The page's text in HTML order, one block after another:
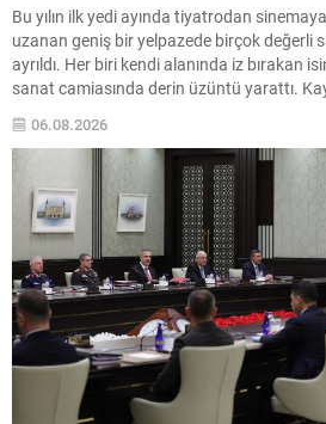
Bu yılın ilk yedi ayında tiyatrodan
uzanan geniş bir yelpazede birçok değerli
ayrıldı. Her biri kendi alanında iz bırakan
sanat camiasında derin üzüntü yarattı.
hatırlanıyor; sanat dünyasının hafızasında
06.08.2026